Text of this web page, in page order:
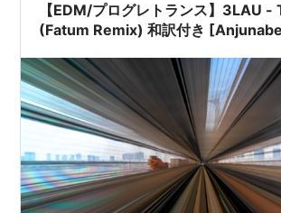
【EDM/プログレトランス】3LAU -
(Fatum Remix) 和訳付き
Move -